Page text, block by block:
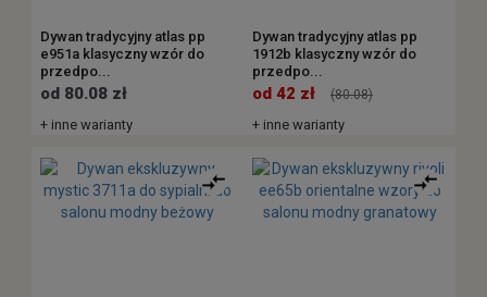
Dywan tradycyjny atlas pp
e951a klasyczny wzór do
przedpo...
od 80.08 zł
+ inne warianty
Dywan tradycyjny atlas pp
1912b klasyczny wzór do
przedpo...
od 42 zł (80.08)
+ inne warianty